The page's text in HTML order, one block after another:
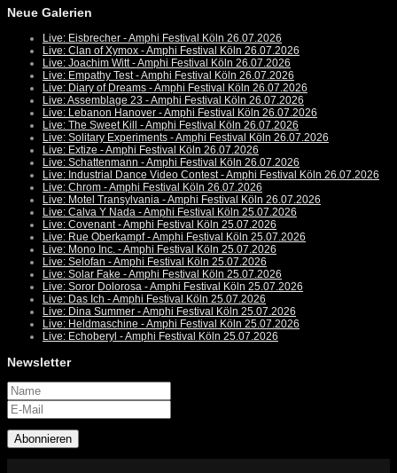
Neue Galerien
Live: Eisbrecher - Amphi Festival Köln 26.07.2026
Live: Clan of Xymox - Amphi Festival Köln 26.07.2026
Live: Joachim Witt - Amphi Festival Köln 26.07.2026
Live: Empathy Test - Amphi Festival Köln 26.07.2026
Live: Diary of Dreams - Amphi Festival Köln 26.07.2026
Live: Assemblage 23 - Amphi Festival Köln 26.07.2026
Live: Lebanon Hanover - Amphi Festival Köln 26.07.2026
Live: The Sweet Kill - Amphi Festival Köln 26.07.2026
Live: Solitary Experiments - Amphi Festival Köln 26.07.2026
Live: Extize - Amphi Festival Köln 26.07.2026
Live: Schattenmann - Amphi Festival Köln 26.07.2026
Live: Industrial Dance Video Contest - Amphi Festival Köln 26.07.2026
Live: Chrom - Amphi Festival Köln 26.07.2026
Live: Motel Transylvania - Amphi Festival Köln 26.07.2026
Live: Calva Y Nada - Amphi Festival Köln 25.07.2026
Live: Covenant - Amphi Festival Köln 25.07.2026
Live: Rue Oberkampf - Amphi Festival Köln 25.07.2026
Live: Mono Inc. - Amphi Festival Köln 25.07.2026
Live: Selofan - Amphi Festival Köln 25.07.2026
Live: Solar Fake - Amphi Festival Köln 25.07.2026
Live: Soror Dolorosa - Amphi Festival Köln 25.07.2026
Live: Das Ich - Amphi Festival Köln 25.07.2026
Live: Dina Summer - Amphi Festival Köln 25.07.2026
Live: Heldmaschine - Amphi Festival Köln 25.07.2026
Live: Echoberyl - Amphi Festival Köln 25.07.2026
Newsletter
Abonnieren